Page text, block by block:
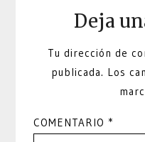
Deja
Tu dirección de
publicada. Los
COMENTARIO *